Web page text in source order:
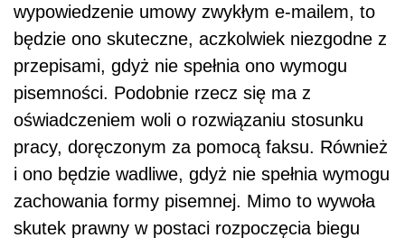
wypowiedzenie umowy zwykłym e-mailem, to
będzie ono skuteczne, aczkolwiek niezgodne z
przepisami, gdyż nie spełnia ono wymogu
pisemności. Podobnie rzecz się ma z
oświadczeniem woli o rozwiązaniu stosunku
pracy, doręczonym za pomocą faksu. Również
i ono będzie wadliwe, gdyż nie spełnia wymogu
zachowania formy pisemnej. Mimo to wywoła
skutek prawny w postaci rozpoczęcia biegu